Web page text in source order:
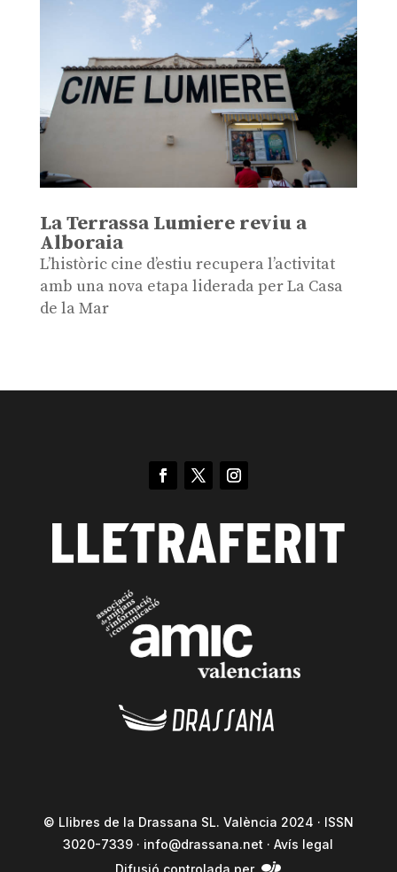
La Terrassa Lumiere reviu a
Alboraia
L’històric cine d’estiu recupera l’activitat
amb una nova etapa liderada per La Casa
de la Mar
© Llibres de la Drassana SL. València 2024 · ISSN
3020-7339 · info@drassana.net ·Avís legal
Difusió controlada per